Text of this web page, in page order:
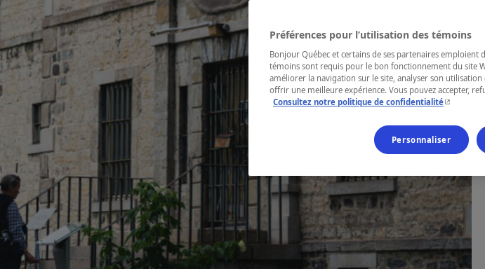
Préférences pour l’utilisation des témoins
Bonjour Québec et certains de ses partenaires emploient
témoins sont requis pour le bon fonctionnement du site
améliorer la navigation sur le site, analyser son
offrir une meilleure expérience. Vous pouvez accepter,
Consultez notre politique de confidentialité- Cet
Personnaliser